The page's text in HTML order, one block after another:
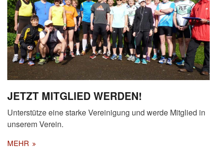
JETZT MITGLIED WERDEN!
Unterstütze eine starke Vereinigung und werde Mitglied in
unserem Verein.
MEHR